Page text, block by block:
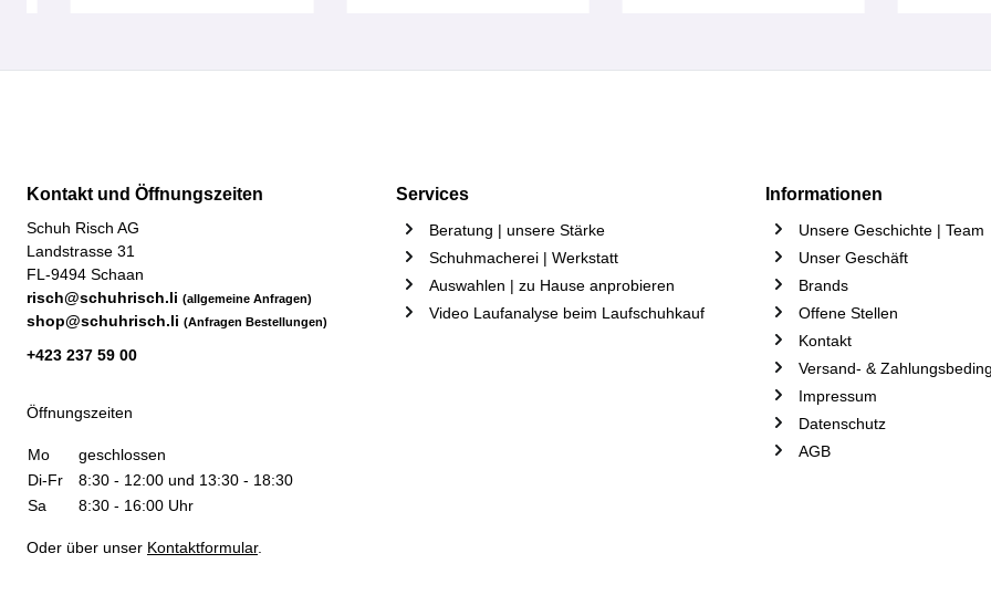
Kontakt und Öffnungszeiten
Schuh Risch AG
Landstrasse 31
FL-9494 Schaan
risch@schuhrisch.li (allgemeine Anfragen)
shop@schuhrisch.li (Anfragen Bestellungen)
+423 237 59 00
Öffnungszeiten
Mo
geschlossen
Di-Fr
8:30 - 12:00 und 13:30 - 18:30
Sa
8:30 - 16:00 Uhr
Oder über unser Kontaktformular.
Services
Beratung | unsere Stärke
Schuhmacherei | Werkstatt
Auswahlen | zu Hause anprobieren
Video Laufanalyse beim Laufschuhkauf
Informationen
Unsere Geschichte | Team
Unser Geschäft
Brands
Offene Stellen
Kontakt
Versand- &
Impressum
Datenschutz
AGB